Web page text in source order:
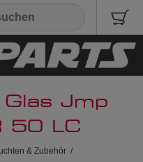
Glas Jmp
50 LC
& Zubehör /